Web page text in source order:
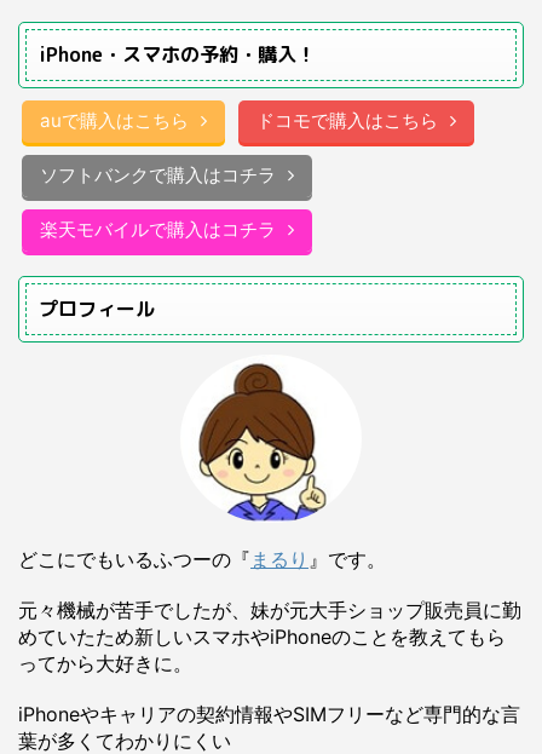
iPhone・スマホの予約・購入！
auで購入はこちら ドコモで購入はこちら
ソフトバンクで購入はコチラ
楽天モバイルで購入はコチラ
プロフィール
どこにでもいるふつーの『 まるり 』です。
元々機械が苦手でしたが、妹が元大手ショップ販売員に勤
めていたため新しいスマホやiPhoneのことを教えてもら
ってから大好きに。
iPhoneやキャリアの契約情報やSIMフリーなど専門的な言
葉が多くてわかりにくい